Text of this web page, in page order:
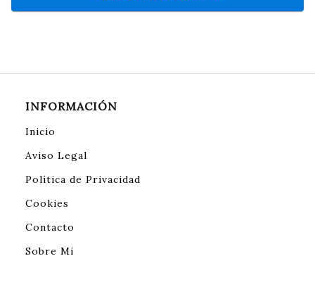
INFORMACIÓN
Inicio
Aviso Legal
Política de Privacidad
Cookies
Contacto
Sobre Mi